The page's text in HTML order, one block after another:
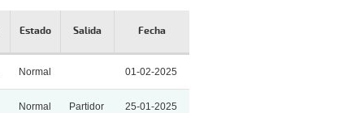
Estado Salida Fecha
Normal 01-02-2025
Normal Partidor 25-01-2025